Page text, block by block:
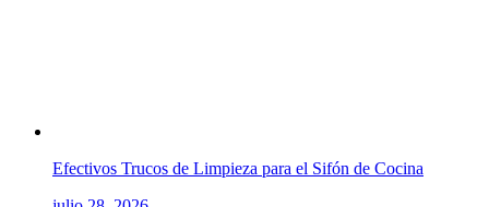
Efectivos Trucos de Limpieza para el Sifón de Cocina